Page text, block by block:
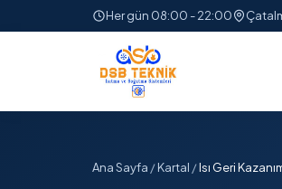
Her gün 08:00 - 22:00
Ana Sayfa /Kartal /Isı Geri